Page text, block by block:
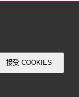
接受 COOKIES